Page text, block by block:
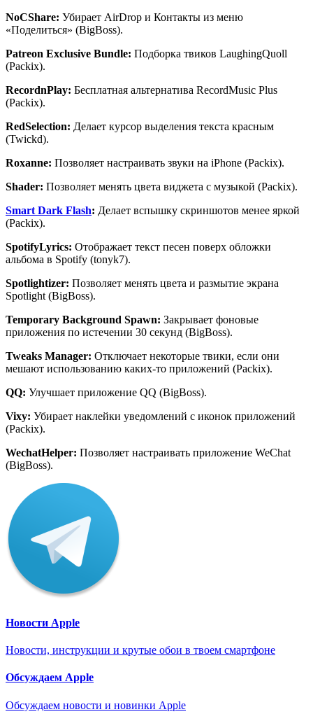
NoCShare: Убирает AirDrop и Контакты из меню
«Поделиться» (BigBoss).
Patreon Exclusive Bundle: Подборка твиков LaughingQuoll
(Packix).
RecordnPlay: Бесплатная альтернатива RecordMusic Plus
(Packix).
RedSelection: Делает курсор выделения текста красным
(Twickd).
Roxanne: Позволяет настраивать звуки на iPhone (Packix).
Shader: Позволяет менять цвета виджета с музыкой (Packix).
Smart Dark Flash: Делает вспышку скриншотов менее яркой
(Packix).
SpotifyLyrics: Отображает текст песен поверх обложки
альбома в Spotify (tonyk7).
Spotlightizer: Позволяет менять цвета и размытие экрана
Spotlight (BigBoss).
Temporary Background Spawn: Закрывает фоновые
приложения по истечении 30 секунд (BigBoss).
Tweaks Manager: Отключает некоторые твики, если они
мешают использованию каких-то приложений (Packix).
QQ: Улучшает приложение QQ (BigBoss).
Vixy: Убирает наклейки уведомлений с иконок приложений
(Packix).
WechatHelper: Позволяет настраивать приложение WeChat
(BigBoss).
Новости Apple
Новости, инструкции и крутые обои в твоем смартфоне
Обсуждаем Apple
Обсуждаем новости и новинки Apple